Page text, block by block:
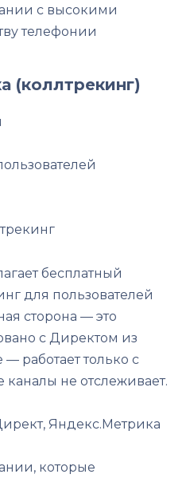
с высокими
телефонии
(коллтрекинг)
бесплатный
для пользователей
сторона — это
с Директом из
работает только с
не отслеживает.
Яндекс.Метрика
которые